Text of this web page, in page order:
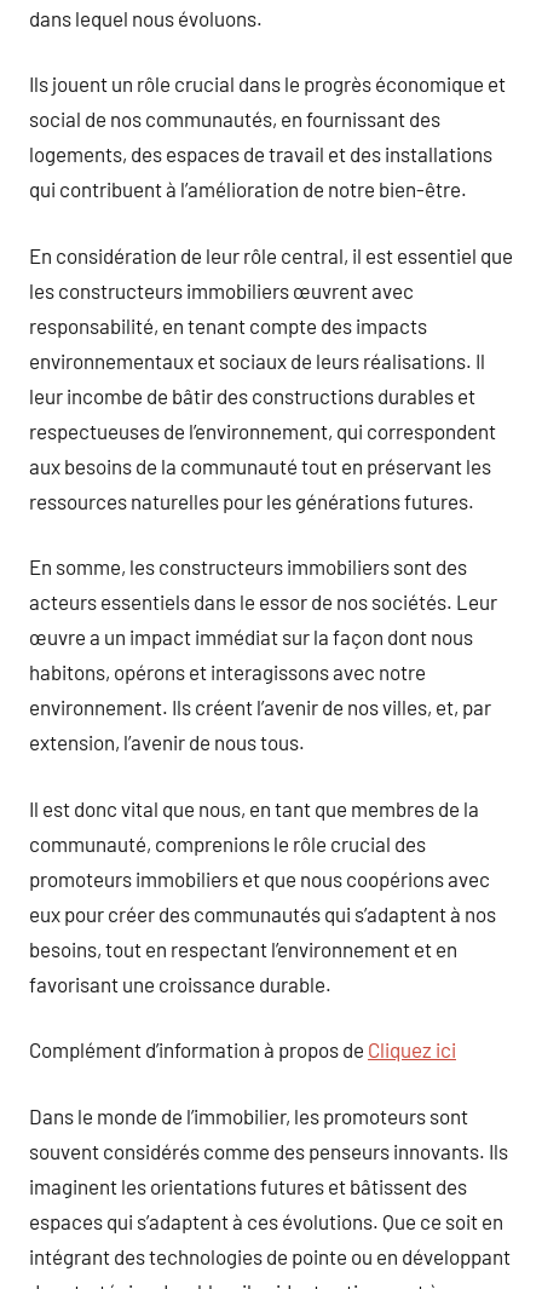
dans lequel nous évoluons.
Ils jouent un rôle crucial dans le progrès économique et
social de nos communautés, en fournissant des
logements, des espaces de travail et des installations
qui contribuent à l’amélioration de notre bien-être.
En considération de leur rôle central, il est essentiel que
les constructeurs immobiliers œuvrent avec
responsabilité, en tenant compte des impacts
environnementaux et sociaux de leurs réalisations. Il
leur incombe de bâtir des constructions durables et
respectueuses de l’environnement, qui correspondent
aux besoins de la communauté tout en préservant les
ressources naturelles pour les générations futures.
En somme, les constructeurs immobiliers sont des
acteurs essentiels dans le essor de nos sociétés. Leur
œuvre a un impact immédiat sur la façon dont nous
habitons, opérons et interagissons avec notre
environnement. Ils créent l’avenir de nos villes, et, par
extension, l’avenir de nous tous.
Il est donc vital que nous, en tant que membres de la
communauté, comprenions le rôle crucial des
promoteurs immobiliers et que nous coopérions avec
eux pour créer des communautés qui s’adaptent à nos
besoins, tout en respectant l’environnement et en
favorisant une croissance durable.
Complément d’information à propos de Cliquez ici
Dans le monde de l’immobilier, les promoteurs sont
souvent considérés comme des penseurs innovants. Ils
imaginent les orientations futures et bâtissent des
espaces qui s’adaptent à ces évolutions. Que ce soit en
intégrant des technologies de pointe ou en développant